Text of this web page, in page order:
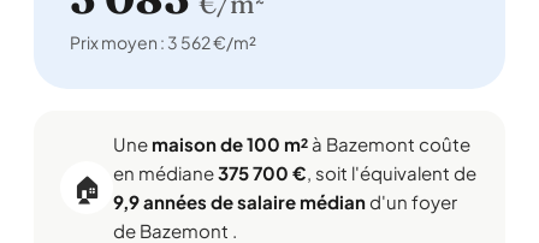
Prix moyen : 3 562 €/m²
🏠
Une maison de 100 m² à Bazemont coûte
en médiane375 700 €, soit l'équivalent de
9,9 années de salaire médiand'un foyer
de Bazemont .